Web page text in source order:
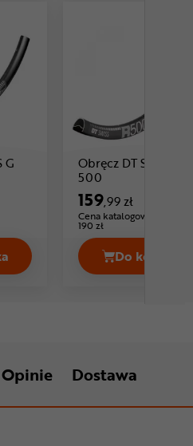
G
DT SWISS G 540 Cena 159,99
Obręcz DT SWISS R
500
159,99 zł
Cena katalogowa:
190 zł
Do koszyka
Obręcz
Opinie Dostawa